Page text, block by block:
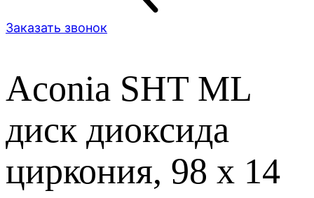
Заказать звонок
Aconia SHT ML
диск диоксида
циркония, 98 x 14